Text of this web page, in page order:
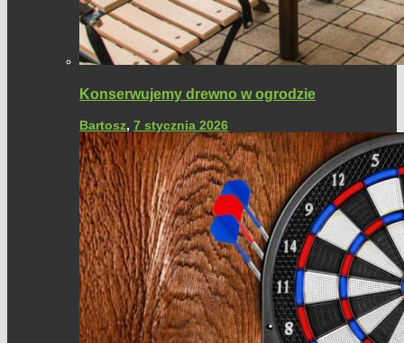
Konserwujemy drewno w ogrodzie
Bartosz, 7 stycznia 2026